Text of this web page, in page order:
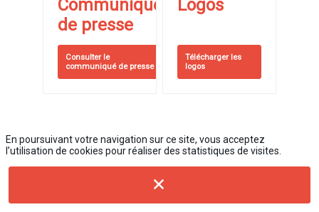
Communiqué
de presse
Consulter le
communiqué de presse
Logos
Télécharger les
logos
Relations presse
En poursuivant votre navigation sur ce site, vous acceptez
l’utilisation de cookies pour réaliser des statistiques de visites.